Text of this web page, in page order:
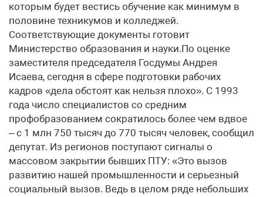
которым будет вестись обучение как минимум в
половине техникумов и колледжей.
Соответствующие документы готовит
Министерство образования и науки.По оценке
заместителя председателя Госдумы Андрея
Исаева, сегодня в сфере подготовки рабочих
кадров «дела обстоят как нельзя плохо». С 1993
года число специалистов со средним
профобразованием сократилось более чем вдвое
– с 1 млн 750 тысяч до 770 тысяч человек, сообщил
депутат. Из регионов поступают сигналы о
массовом закрытии бывших ПТУ: «Это вызов
развитию нашей промышленности и серьезный
социальный вызов. Ведь в целом ряде небольших